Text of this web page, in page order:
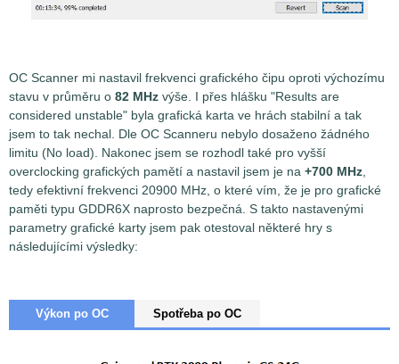
OC Scanner mi nastavil frekvenci grafického čipu oproti výchozímu
stavu v průměru o 82 MHz výše. I přes hlášku "Results are
considered unstable" byla grafická karta ve hrách stabilní a tak
jsem to tak nechal. Dle OC Scanneru nebylo dosaženo žádného
limitu (No load). Nakonec jsem se rozhodl také pro vyšší
overclocking grafických pamětí a nastavil jsem je na +700 MHz
tedy efektivní frekvenci 20900 MHz, o které vím, že je pro grafické
paměti typu GDDR6X naprosto bezpečná. S takto nastavenými
parametry grafické karty jsem pak otestoval některé hry s
následujícími výsledky:
Výkon po OC Spotřeba po OC